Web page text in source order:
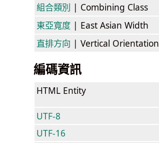
組合類別 | Combining Class
東亞寬度 | East Asian Width
直排方向 | Vertical Orientation
編碼資訊
HTML Entity
UTF-8
UTF-16